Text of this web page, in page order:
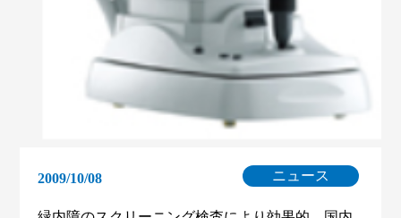
2009/10/08 ニュース